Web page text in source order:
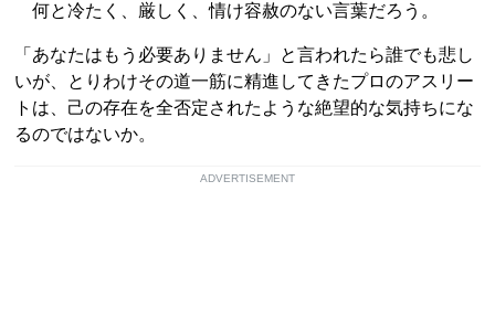
何と冷たく、厳しく、情け容赦のない言葉だろう。
「あなたはもう必要ありません」と言われたら誰でも悲し
いが、とりわけその道一筋に精進してきたプロのアスリー
トは、己の存在を全否定されたような絶望的な気持ちにな
るのではないか。
ADVERTISEMENT